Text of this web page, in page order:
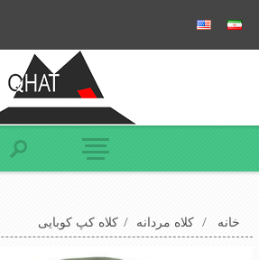
خانه / کلاه مردانه / کلاه کپ کوبایی